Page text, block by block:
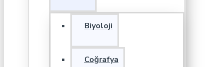
Biyoloji
Coğrafya